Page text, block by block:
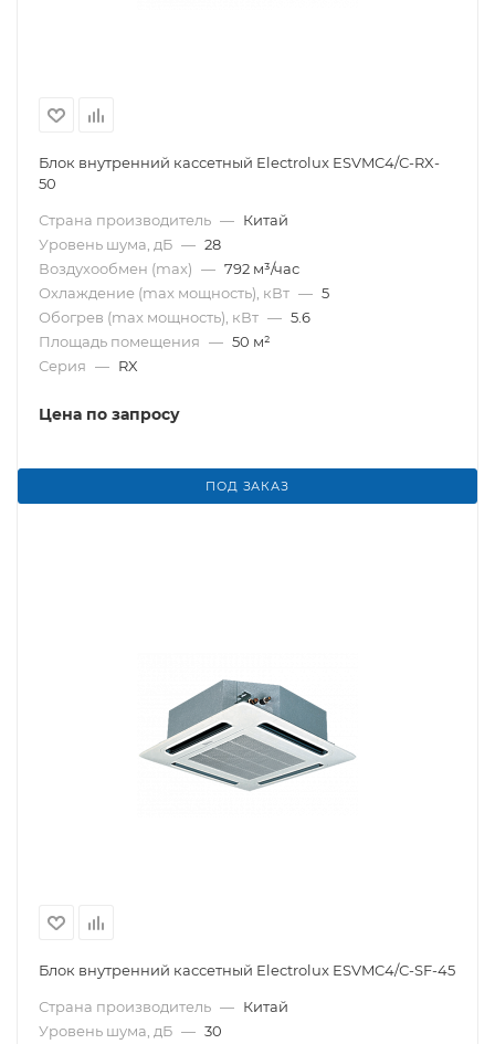
Блок внутренний кассетный Electrolux ESVMC4/С-RX-
50
Страна производитель — Китай
Уровень шума, дБ — 28
Воздухообмен (max) — 792 м³/час
Охлаждение (max мощность), кВт — 5
Обогрев (max мощность), кВт — 5.6
Площадь помещения — 50 м²
Серия — RX
Цена по запросу
ПОД ЗАКАЗ
Блок внутренний кассетный Electrolux ESVMC4/С-SF-45
Страна производитель — Китай
Уровень шума, дБ — 30